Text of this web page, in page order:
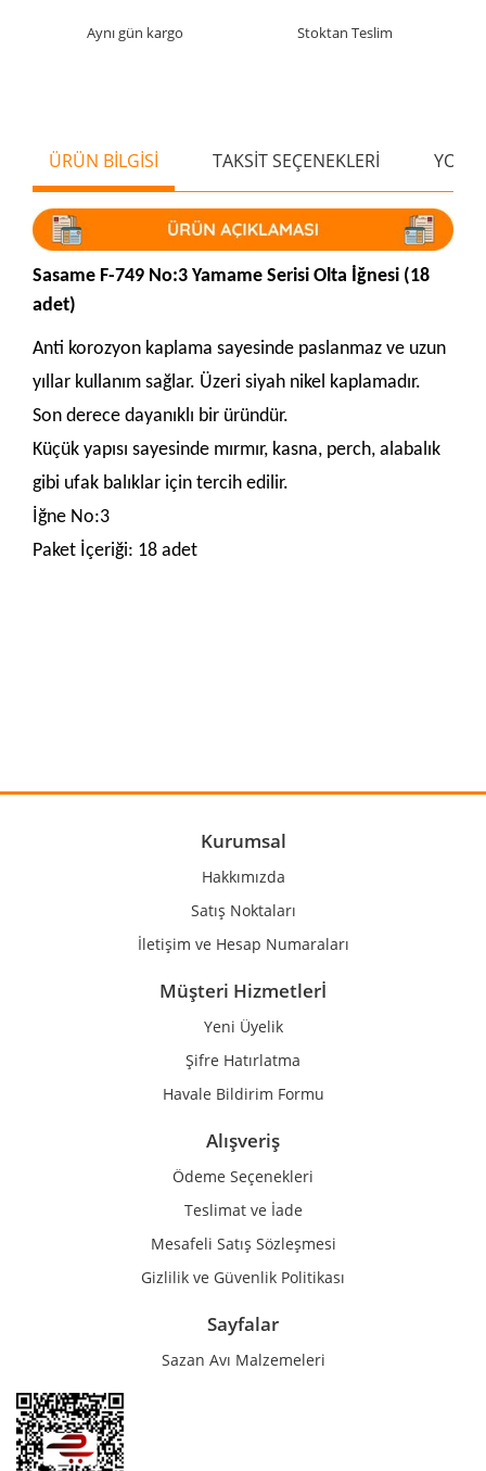
Aynı gün kargo Stoktan Teslim
ÜRÜN BİLGİSİ TAKSİT SEÇENEKLERİ
Sasame F-749 No:3 Yamame Serisi Olta İğnesi (18
adet)
Anti korozyon kaplama sayesinde paslanmaz ve uzun
yıllar kullanım sağlar. Üzeri siyah nikel kaplamadır.
Son derece dayanıklı bir üründür.
Küçük yapısı sayesinde mırmır, kasna, perch, alabalık
gibi ufak balıklar için tercih edilir.
İğne No:3
Paket İçeriği: 18 adet
Ürün açıklamasında eksik bilgiler bulunuyor.
Ürün bilgilerinde hatalar bulunuyor.
Gönder
Kurumsal
Hakkımızda
Satış Noktaları
İletişim ve Hesap Numaraları
Müşteri Hizmetlerİ
Yeni Üyelik
Şifre Hatırlatma
Havale Bildirim Formu
Alışveriş
Ödeme Seçenekleri
Teslimat ve İade
Mesafeli Satış Sözleşmesi
Gizlilik ve Güvenlik Politikası
Sayfalar
Sazan Avı Malzemeleri